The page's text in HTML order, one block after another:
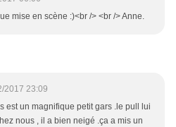
mise en scène :)<br /> <br /> Anne.
2017 23:09
est un magnifique petit gars .le pull lui
nous , il a bien neigé .ça a mis un